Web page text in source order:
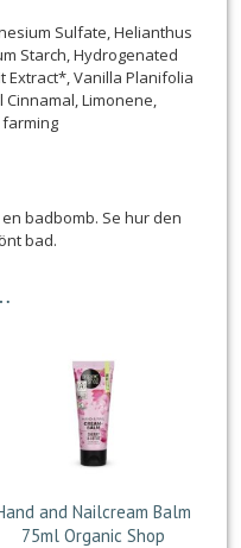
Sulfate, Helianthus
Starch, Hydrogenated
Extract*, Vanilla Planifolia
Cinnamal, Limonene,
badbomb. Se hur den
bad.
and Nailcream Balm
75ml Organic Shop